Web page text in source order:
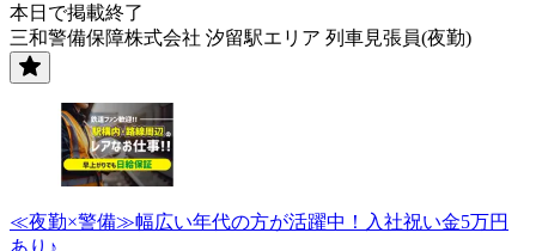
本日で掲載終了
三和警備保障株式会社 汐留駅エリア 列車見張員(夜勤)
≪夜勤×警備≫幅広い年代の方が活躍中！入社祝い金5万円
あり♪